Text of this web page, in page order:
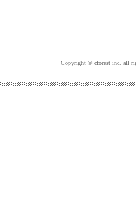
Copyright © cforest inc. all